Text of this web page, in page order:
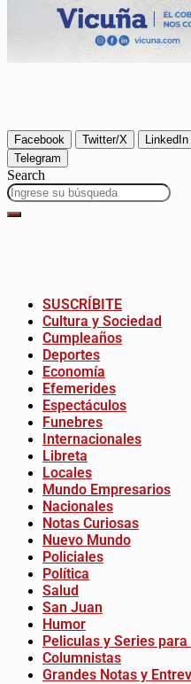
Facebook Twitter/X LinkedIn
Telegram
Search
SUSCRÍBITE
Cultura y Sociedad
Cumpleaños
Deportes
Economía
Efemerides
Espectáculos
Funebres
Internacionales
Libreta
Locales
Mundo Empresarios
Nacionales
Notas Curiosas
Nuevo Mundo
Policiales
Política
Salud
San Juan
Humor
Peliculas y Series
Columnistas
Grandes Notas y